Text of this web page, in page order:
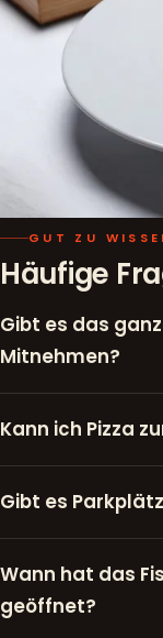
GUT ZU
Häufige
Gibt es das
Mitnehmen?
Kann ich Pizza
Gibt es
Wann hat das
geöffnet?